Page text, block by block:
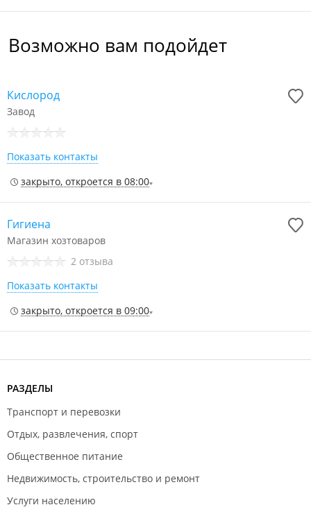
Возможно вам подойдет
Кислород
Завод
Показать контакты
закрыто, откроется в 08:00
Гигиена
Магазин хозтоваров
2 отзыва
Показать контакты
закрыто, откроется в 09:00
РАЗДЕЛЫ
Транспорт и перевозки
Отдых, развлечения, спорт
Общественное питание
Недвижимость, строительство и ремонт
Услуги населению